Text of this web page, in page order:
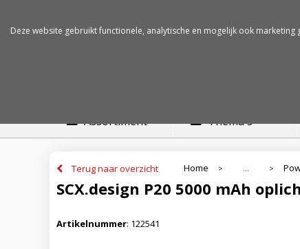
Assortiment Thema's
Terug naar overzicht Home > ... >
SCX.design P20 5000 mAh
Artikelnummer: 122541
Deze website gebruikt functionele, analytische en mogelijk ook